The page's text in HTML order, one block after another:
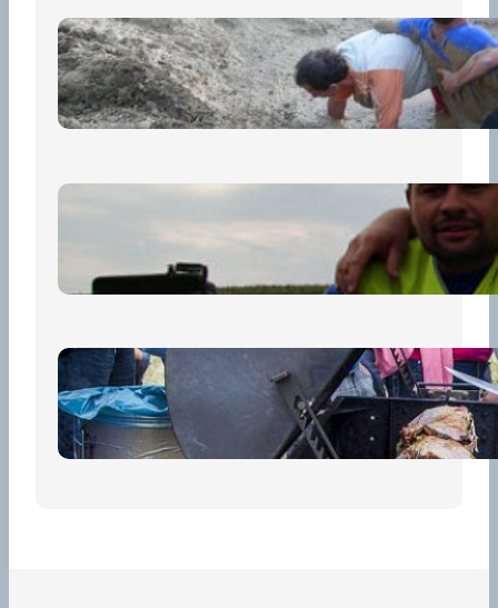
„Prase za prase“: Kdo doběhne
první, vyhraje!
30 června, 2026
Bezpečnost na prvním místě
15 května, 2026
Pro diváky
30 dubna, 2026